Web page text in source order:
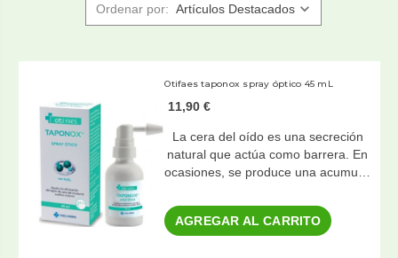
Ordenar por:
Otifaes taponox spray óptico 45 mL
11,90 €
La cera del oído es una secreción
natural que actúa como barrera. En
ocasiones, se produce una acumu…
AGREGAR AL CARRITO